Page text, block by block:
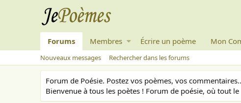
Forums Membres Écrire un poème Mon
Nouveaux messages Rechercher dans les forums
Forum de Poésie. Postez vos poèmes, vos
Bienvenue à tous les poètes ! Forum de poésie, où tout